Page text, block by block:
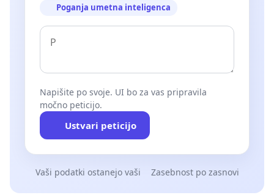
Poganja umetna inteligenca
Napišite po svoje. UI bo za vas pripravila
močno peticijo.
Ustvari peticijo
Vaši podatki ostanejo vaši Zasebnost po zasnovi